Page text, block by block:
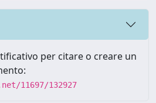
per citare o creare un
11697/132927